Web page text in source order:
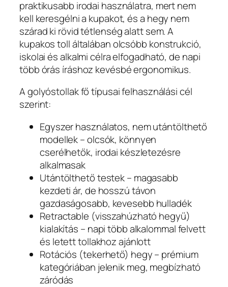
praktikusabb irodai használatra, mert nem
kell keresgélni a kupakot, és a hegy nem
szárad ki rövid tétlenség alatt sem. A
kupakos toll általában olcsóbb konstrukció,
iskolai és alkalmi célra elfogadható, de napi
több órás íráshoz kevésbé ergonomikus.
A golyóstollak fő típusai felhasználási cél
szerint:
Egyszer használatos, nem utántölthető
modellek – olcsók, könnyen
cserélhetők, irodai készletezésre
alkalmasak
Utántölthető testek – magasabb
kezdeti ár, de hosszú távon
gazdaságosabb, kevesebb hulladék
Retractable (visszahúzható hegyű)
kialakítás – napi több alkalommal felvett
és letett tollakhoz ajánlott
Rotációs (tekerhető) hegy – prémium
kategóriában jelenik meg, megbízható
záródás